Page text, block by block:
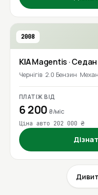
2008
KIAMagentis · Седан
Чернігів 2.0 Бензин
ПЛАТІЖ ВІД
6 200₴/міс
Ціна авто 202 000 ₴